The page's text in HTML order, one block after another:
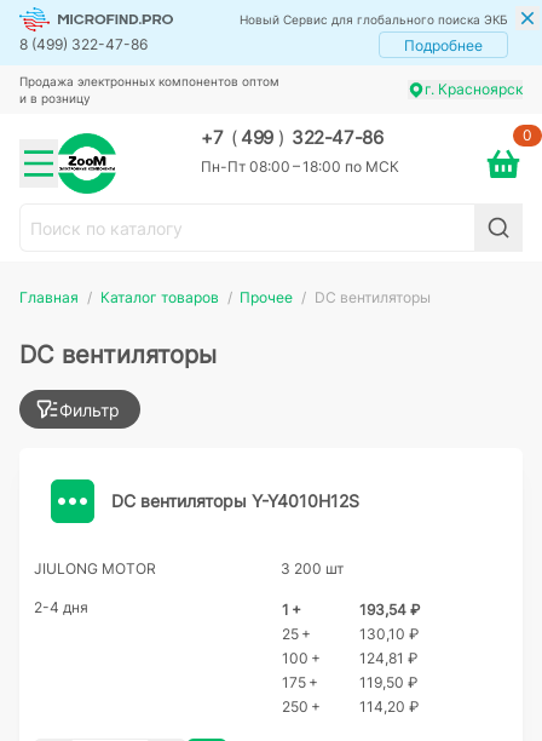
Новый Сервис для глобального поиска ЭКБ
8 (499) 322-47-86 Подробнее
Продажа электронных компонентов оптом
и в розницу
г. Красноярск
+7 (499 ) 322-47-86
Пн-Пт 08:00 – 18:00 по МСК
0
Главная Каталог товаров Прочее DC вентиляторы
DC вентиляторы
Фильтр
DC вентиляторы Y-Y4010H12S
JIULONG MOTOR 3 200 шт
2-4 дня 1 +
193,54 ₽
25 +
130,10 ₽
100 +
124,81 ₽
175 +
119,50 ₽
250 +
114,20 ₽